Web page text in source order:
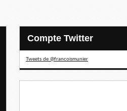
Compte Twitter
Tweets de @francoismunier